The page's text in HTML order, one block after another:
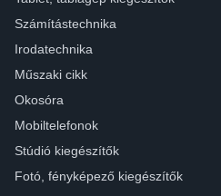
Számítástechnika
Irodatechnika
Műszaki cikk
Okosóra
Mobiltelefonok
Stúdió kiegészítők
Fotó, fényképező kiegészítők